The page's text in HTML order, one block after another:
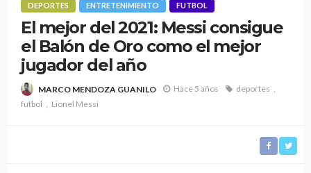
DEPORTES ENTRETENIMIENTO FUTBOL
El mejor del 2021: Messi consigue
el Balón de Oro como el mejor
jugador del año
MARCO MENDOZA GUANILO Hace 5 años
deportes
futbol
Lionel Messi